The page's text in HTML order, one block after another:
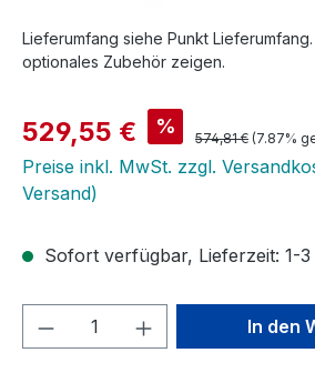
Lieferumfang siehe Punkt
optionales Zubehör zeigen.
Verkaufspreis:
529,55 € % Regulärer Preis:
574,81 € (7.87%
Preise inkl. MwSt. zzgl.
Versand)
Sofort verfügbar, Lieferzeit: 1-3
Produkt Anzahl: GibIn den